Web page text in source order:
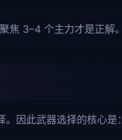
焦 3–4 个主力才是正解。
因此武器选择的核心是：